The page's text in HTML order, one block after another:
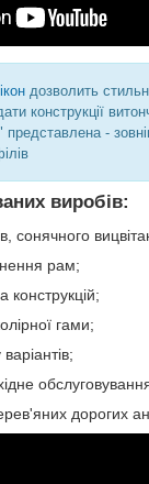
дозволить
конструкції
​​-
виробів:
сонячного
рам;
конструкцій;
гами;
дорогих